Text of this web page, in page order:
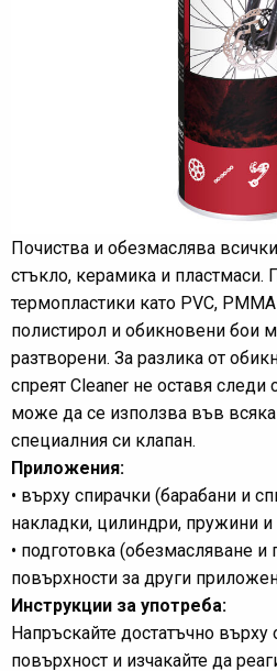
Почиства и обезмаслява
стъкло, керамика и пластмаси.
термопластики като PVC,
полистирол и обикновени бои
разтворени. За разлика от
спреят Cleaner не оставя следи
може да се използва във
специалния си клапан.
Приложения:
• върху спирачки (барабани и
накладки, цилиндри, пружини и
• подготовка (обезмасляване и
повърхности за други
Инструкции за употреба:
Напръскайте достатъчно върху
повърхност и изчакайте да